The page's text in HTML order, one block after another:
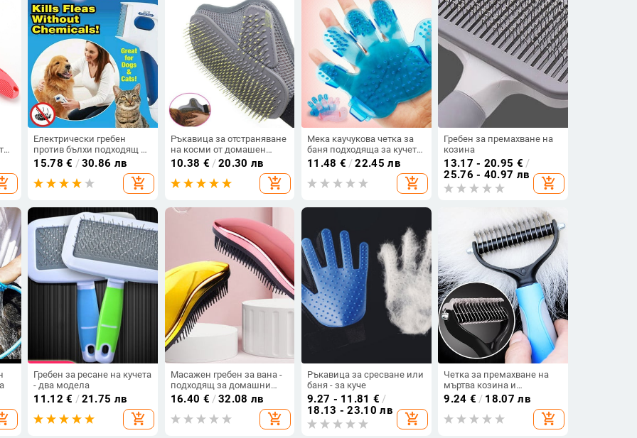
Електрически гребен
против бълхи подходящ за
кучета и котки
15.78 € /30.86 лв
add_shopping_cart
Ръкавица за отстраняване
на косми от домашен
любимец в сив цвят
10.38 € /20.30 лв
add_shopping_cart
Мека каучукова четка за
баня подходяща за кучета
и котки в син и розов цвят
11.48 € /22.45 лв
add_shopping_cart
Гребен за премахване на
козина
13.17 - 20.95 € /
25.76 - 40.97 лв
add_shopping_cart
Гребен за ресане на кучета
- два модела
11.12 € /21.75 лв
add_shopping_cart
Масажен гребен за вана -
подходящ за домашни
любимци
16.40 € /32.08 лв
add_shopping_cart
Ръкавица за сресване или
баня - за куче
9.27 - 11.81 € /
18.13 - 23.10 лв
add_shopping_cart
Четка за премахване на
мъртва козина и
заплитания при кучета
9.24 € / 18.07 лв
add_shopping_cart